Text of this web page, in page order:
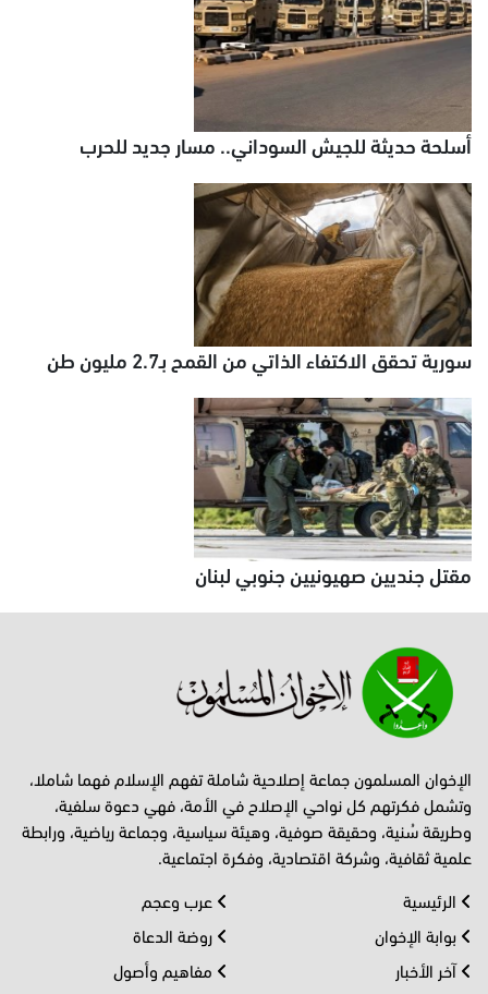
أسلحة حديثة للجيش السوداني.. مسار جديد للحرب
سورية تحقق الاكتفاء الذاتي من القمح بـ2.7 مليون طن
مقتل جنديين صهيونيين جنوبي لبنان
الإخوان المسلمون جماعة إصلاحية شاملة تفهم الإسلام فهما شاملا،
وتشمل فكرتهم كل نواحي الإصلاح في الأمة، فهي دعوة سلفية،
وطريقة سُنية، وحقيقة صوفية، وهيئة سياسية، وجماعة رياضية، ورابطة
علمية ثقافية، وشركة اقتصادية، وفكرة اجتماعية.
الرئيسية
بوابة الإخوان
آخر الأخبار
عرب وعجم
روضة الدعاة
مفاهيم وأصول